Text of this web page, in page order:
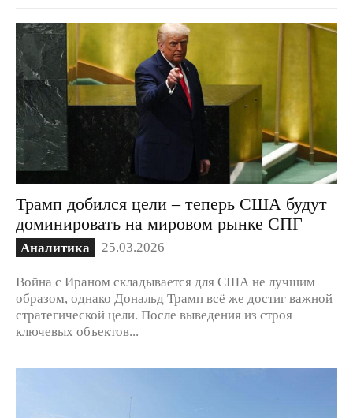
Трамп добился цели – теперь США будут
доминировать на мировом рынке СПГ
Аналитика 25.03.2026
Война с Ираном складывается для США не лучшим
образом, однако Дональд Трамп всё же достиг важной
стратегической цели. После выведения из строя
ключевых объектов...